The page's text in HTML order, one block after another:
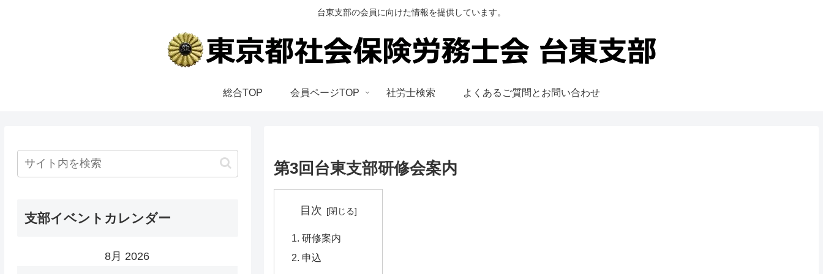
台東支部の会員に向けた情報を提供しています。
総合TOP 会員ページTOP 社労士検索 よくあるご質問とお問い合わせ
第3回台東支部研修会案内
目次
研修案内
申込
支部イベントカレンダー
8月 2026